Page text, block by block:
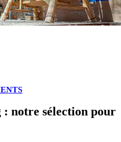
notre sélection pour